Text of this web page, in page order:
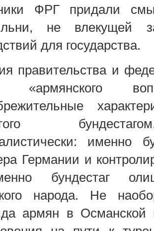
ФРГ придали
не влекущей
для государства.
правительства и
«армянского
именно
Германии и
бундестаг
народа. Не
армян в